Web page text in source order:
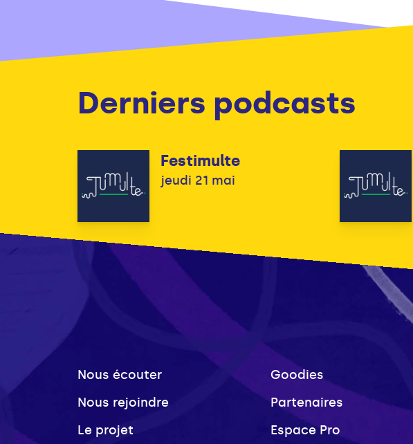
Derniers podcasts
Festimulte
jeudi 21 mai
Nous écouter
Nous rejoindre
Le projet
Goodies
Partenaires
Espace Pro